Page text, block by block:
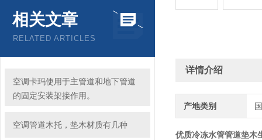
相关文章
RELATED ARTICLES
空调卡玛使用于主管道和地下管道
的固定安装架接作用。
空调管道木托，垫木材质有几种
详情介绍
产地类别
优质冷冻水管管道垫木